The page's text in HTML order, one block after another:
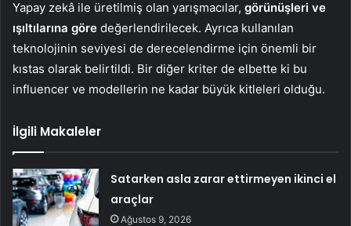
Yapay zekâ ile üretilmiş olan yarışmacılar, görünüşleri ve
ışıltılarına göre değerlendirilecek. Ayrıca kullanılan
teknolojinin seviyesi de derecelendirme için önemli bir
kıstas olarak belirtildi. Bir diğer kriter de elbette ki bu
influencer ve modellerin ne kadar büyük kitleleri olduğu.
İlgili Makaleler
Satarken asla zarar ettirmeyen ikinci el
araçlar
Ağustos 9, 2026